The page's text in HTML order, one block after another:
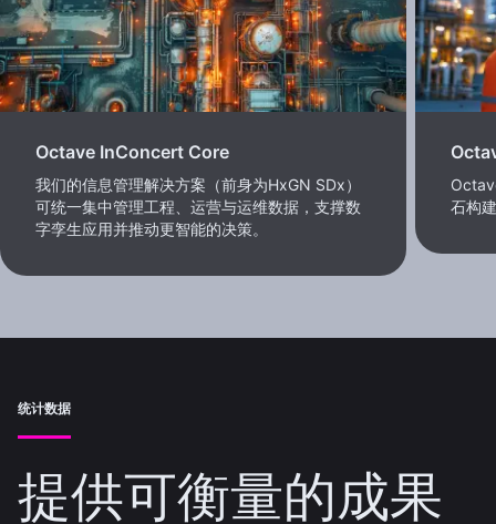
Octave InConcert Core
我们的信息管理解决方案（前身为HxGN SDx）
可统一集中管理工程、运营与运维数据，支撑数
字孪生应用并推动更智能的决策。
石构
统计数据
提供可衡量的成果